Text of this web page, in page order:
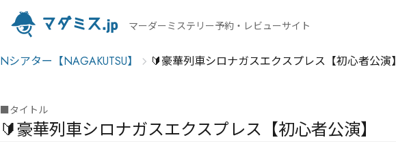
マーダーミステリー予約・レビューサイト
Nシアター【NAGAKUTSU】 🔰豪華列車シロナガスエクスプレス【初心者公演】
■タイトル
🔰豪華列車シロナガスエクスプレス【初心者公演】